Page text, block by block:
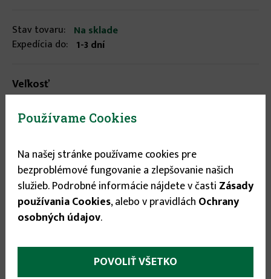
Stav tovaru: Na sklade
Expedícia do: 1-3 dní
Veľkosť
58
10.89 €


Používame Cookies
Na našej stránke používame cookies pre
bezproblémové fungovanie a zlepšovanie našich
služieb. Podrobné informácie nájdete v časti Zásady
používania Cookies, alebo v pravidlách Ochrany
osobných údajov.
POVOLIŤ VŠETKO